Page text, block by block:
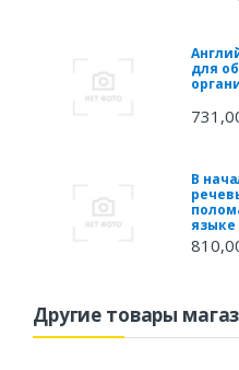
для
В
языке
Другие товары